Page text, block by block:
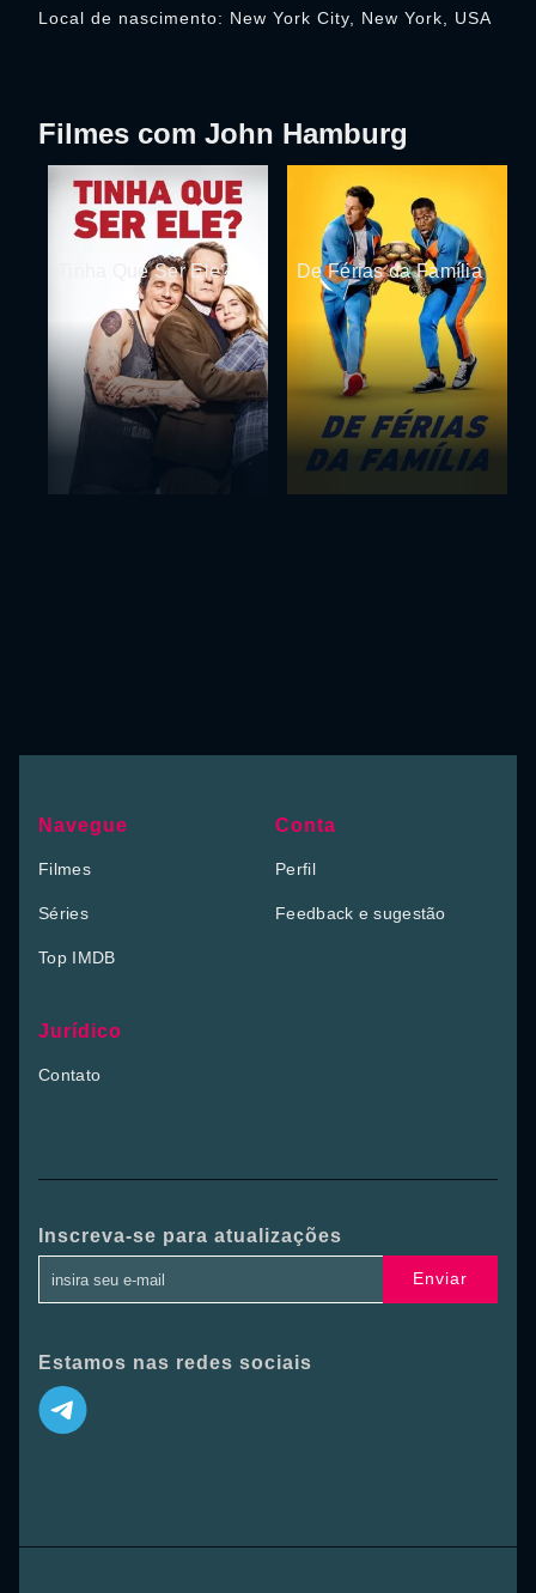
Local de nascimento: New York City, New York, USA
Filmes com John Hamburg
Tinha Que Ser Ele? De Férias da Família
Navegue
Filmes
Séries
Top IMDB
Conta
Perfil
Feedback e sugestão
Jurídico
Contato
Inscreva-se para atualizações
Enviar
Estamos nas redes sociais